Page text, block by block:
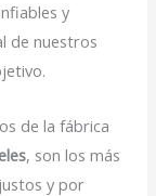
y
de nuestros
de la fábrica
, son los más
y por